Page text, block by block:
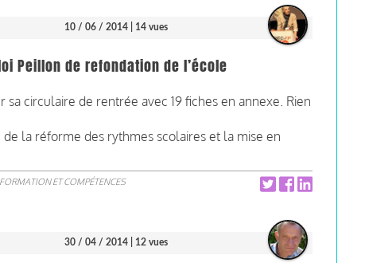
10 / 06 / 2014 | 14 vues
Peillon de refondation de l’école
circulaire de rentrée avec 19 fiches en annexe. Rien
la réforme des rythmes scolaires et la mise en
ET COMPÉTENCES
30 / 04 / 2014 | 12 vues